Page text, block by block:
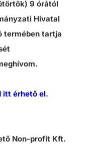
9 órától
Hivatal
termében tartja
itt érhető el.
Non-profit Kft.